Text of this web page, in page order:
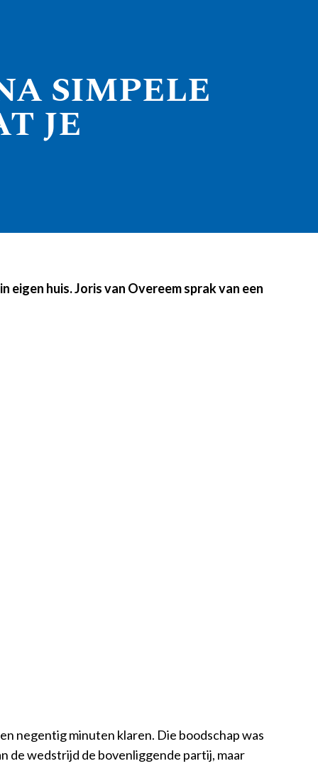
SIMPELE
JE
eigen huis. Joris van Overeem sprak van een
negentig minuten klaren. Die boodschap was
de wedstrijd de bovenliggende partij, maar